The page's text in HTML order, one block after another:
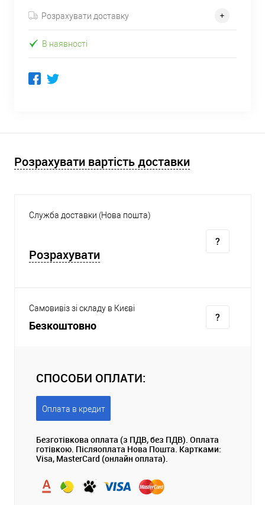
Розрахувати доставку
В наявності
Розрахувати вартість доставки
Служба доставки (Нова пошта)
Розрахувати
Самовивіз зі складу в Києві
Безкоштовно
СПОСОБИ ОПЛАТИ:
Оплата в кредит
Безготівкова оплата (з ПДВ, без ПДВ). Оплата
готівкою. Післяоплата Нова Пошта. Картками:
Visa, MasterCard (онлайн оплата).